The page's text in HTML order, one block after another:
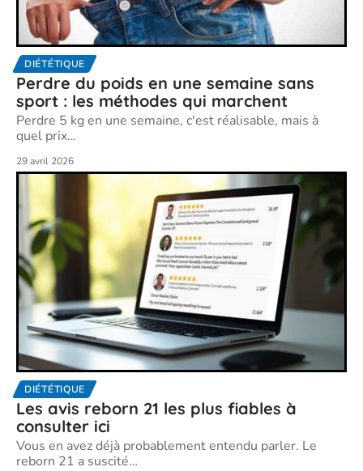
DIÉTÉTIQUE
Perdre du poids en une semaine sans
sport : les méthodes qui marchent
Perdre 5 kg en une semaine, c'est réalisable, mais à
quel prix…
29 avril 2026
DIÉTÉTIQUE
Les avis reborn 21 les plus fiables à
consulter ici
Vous en avez déjà probablement entendu parler. Le
reborn 21 a suscité…